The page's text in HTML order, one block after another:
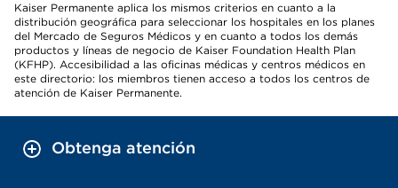
Kaiser Permanente aplica los mismos criterios en cuanto a la
distribución geográfica para seleccionar los hospitales en los planes
del Mercado de Seguros Médicos y en cuanto a todos los demás
productos y líneas de negocio de Kaiser Foundation Health Plan
(KFHP). Accesibilidad a las oficinas médicas y centros médicos en
este directorio: los miembros tienen acceso a todos los centros de
atención de Kaiser Permanente.
Obtenga atención